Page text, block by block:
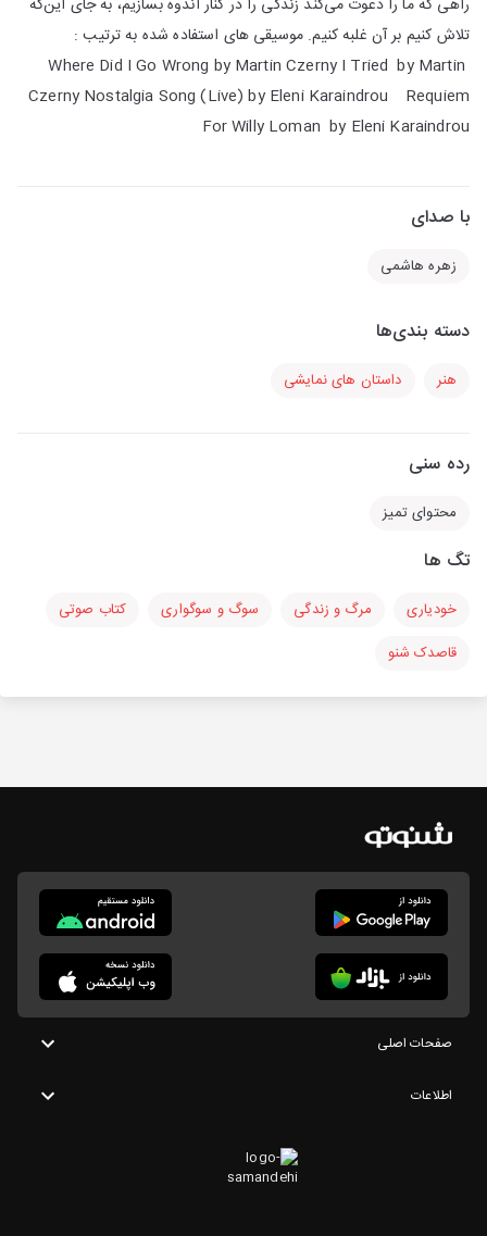
راهی که ما را دعوت می‌کند زندگی را در کنار اندوه بسازیم، به جای این‌که
تلاش کنیم بر آن غلبه کنیم. موسیقی های استفاده شده به ترتیب :
Where Did I Go Wrong by Martin Czerny I Tried by Martin
Czerny Nostalgia Song (Live) by Eleni Karaindrou Requiem
For Willy Loman by Eleni Karaindrou
با صدای
زهره هاشمی
دسته بندی‌ها
هنر داستان های نمایشی
رده سنی
محتوای تمیز
تگ ها
خودیاری مرگ و زندگی سوگ و سوگواری
کتاب صوتی
قاصدک شنو
صفحات اصلی
اطلاعات